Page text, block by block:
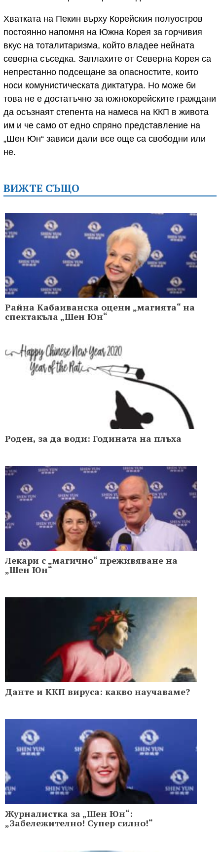
Хватката на Пекин върху Корейския полуостров
постоянно напомня на Южна Корея за горчивия
вкус на тоталитаризма, който владее нейната
северна съседка. Заплахите от Северна Корея са
непрестанно подсещане за опасностите, които
носи комунистическата диктатура. Но може би
това не е достатъчно за южнокорейските граждани
да осъзнаят степента на намеса на ККП в живота
им и че само от едно спряно представление на
„Шен Юн“ зависи дали все още са свободни или
не.
ВИЖТЕ СЪЩО
Райна Кабаиванска оцени „магията“ на
спектакъла „Шен Юн“
Роден, за да води: Годината на плъха
Лекари с „магично“ преживяване на
„Шен Юн“
Данте и ККП вируса: какво научаваме?
Журналистка за „Шен Юн“:
„Забележително! Супер силно!“